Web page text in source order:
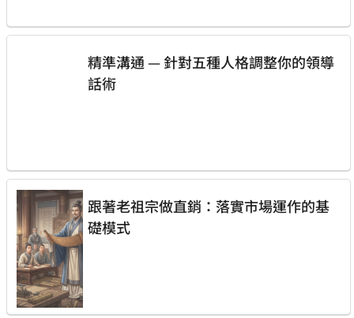
精準溝通 — 針對五種人格調整你的領導
話術
跟著老祖宗做直銷：落實市場運作的基
礎模式